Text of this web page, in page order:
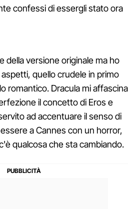
confessi di essergli stato ora
della versione originale ma ho
quello crudele in primo
romantico. Dracula mi affascina
il concetto di Eros e
ad accentuare il senso di
a Cannes con un horror,
qualcosa che sta cambiando.